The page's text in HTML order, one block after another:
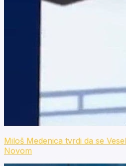
Miloš Medenica tvrdi da se
Novom